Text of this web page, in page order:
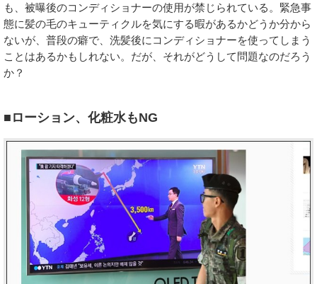
も、被曝後のコンディショナーの使用が禁じられている。緊急事
態に髪の毛のキューティクルを気にする暇があるかどうか分から
ないが、普段の癖で、洗髪後にコンディショナーを使ってしまう
ことはあるかもしれない。だが、それがどうして問題なのだろう
か？
■ローション、化粧水もNG